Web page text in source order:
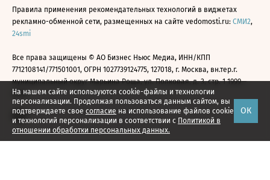
На нашем сайте используются cookie-файлы и технологии
персонализации. Продолжая пользоваться данным сайтом, вы
подтверждаете свое согласие на использование файлов cookie
и технологий персонализации в соответствии с Политикой в
отношении обработки персональных данных.
ОК
Правила применения рекомендательных технологий в виджетах
рекламно-обменной сети, размещенных на сайте vedomosti.ru: СМИ2,
24smi
Все права защищены © АО Бизнес Ньюс Медиа, ИНН/КПП
7712108141/771501001, ОГРН 1027739124775, 127018, г. Москва, вн.тер.г.
муниципальный округ Марьина Роща, ул. Полковая, д. 3, стр. 1 1999—
2026